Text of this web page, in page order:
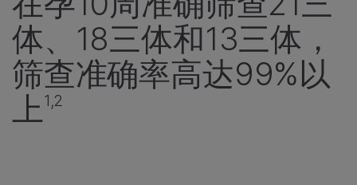
体、18三体和13三体，
筛查准确率高达99%以
上1,2